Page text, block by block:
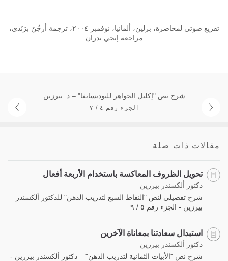
تفريغ صوتي لمحاضرة، برلين، ألمانيا، نوفمبر ٢٠٠٤، ترجمة أرجُنَ برَنَذي،
مراجعة إنجي بدران
شرح نص "إكليل الجواهر للبوديساتفا" – د. بيرزين
الجزء رقم ٤ / ٧
مقالات ذات صلة
تحويل الظروف المعاكسة باستخدام الأربعة أفعال
دكتور ألكسندر بيرزين
شرح تفصيلي لنص "النقاط السبع لتدريب الذهن" للدكتور ألكسندر
بيرزين - الجزء رقم ٥ / ٩
استبدال سعادتنا بمعاناة الآخرين
دكتور ألكسندر بيرزين
شرح نص "الأبيات الثمانية لتدريب الذهن" – دكتور ألكسندر بيزرين -